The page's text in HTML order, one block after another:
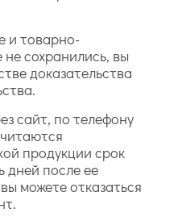
и товарно-
сохранились, вы
доказательства
сайт, по телефону
продукции срок
дней после ее
можете отказаться